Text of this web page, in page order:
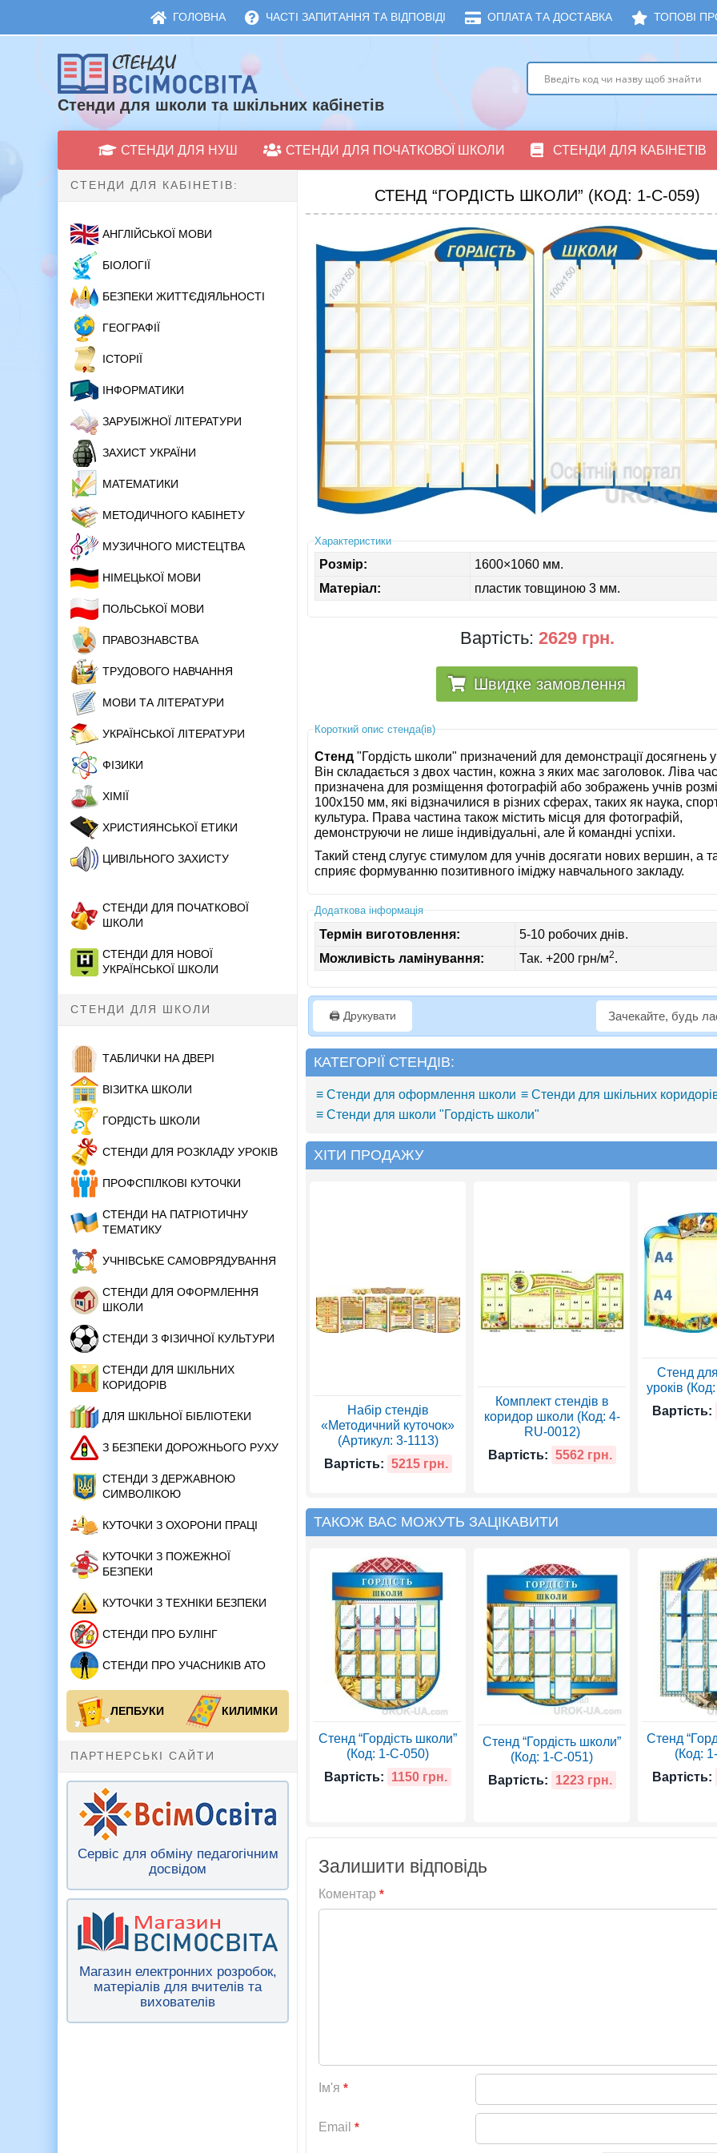
ГОЛОВНА ЧАСТІ ЗАПИТАННЯ ТА ВІДПОВІДІ ОПЛАТА ТА ДОСТАВКА ТОПОВІ
Стенди для школи та шкільних кабінетів
СТЕНДИ ДЛЯ НУШ СТЕНДИ ДЛЯ ПОЧАТКОВОЇ ШКОЛИ СТЕНДИ ДЛЯ КАБІНЕТІВ
СТЕНДИ ДЛЯ КАБІНЕТІВ:
АНГЛІЙСЬКОЇ МОВИ
БІОЛОГІЇ
БЕЗПЕКИ ЖИТТЄДІЯЛЬНОСТІ
ГЕОГРАФІЇ
ІСТОРІЇ
ІНФОРМАТИКИ
ЗАРУБІЖНОЇ ЛІТЕРАТУРИ
ЗАХИСТ УКРАЇНИ
МАТЕМАТИКИ
МЕТОДИЧНОГО КАБІНЕТУ
МУЗИЧНОГО МИСТЕЦТВА
НІМЕЦЬКОЇ МОВИ
ПОЛЬСЬКОЇ МОВИ
ПРАВОЗНАВСТВА
ТРУДОВОГО НАВЧАННЯ
МОВИ ТА ЛІТЕРАТУРИ
УКРАЇНСЬКОЇ ЛІТЕРАТУРИ
ФІЗИКИ
ХІМІЇ
ХРИСТИЯНСЬКОЇ ЕТИКИ
ЦИВІЛЬНОГО ЗАХИСТУ
СТЕНДИ ДЛЯ ПОЧАТКОВОЇ
ШКОЛИ
СТЕНДИ ДЛЯ НОВОЇ
УКРАЇНСЬКОЇ ШКОЛИ
СТЕНДИ ДЛЯ ШКОЛИ
ТАБЛИЧКИ НА ДВЕРІ
ВІЗИТКА ШКОЛИ
ГОРДІСТЬ ШКОЛИ
СТЕНДИ ДЛЯ РОЗКЛАДУ УРОКІВ
ПРОФСПІЛКОВІ КУТОЧКИ
СТЕНДИ НА ПАТРІОТИЧНУ
ТЕМАТИКУ
УЧНІВСЬКЕ САМОВРЯДУВАННЯ
СТЕНДИ ДЛЯ ОФОРМЛЕННЯ
ШКОЛИ
СТЕНДИ З ФІЗИЧНОЇ КУЛЬТУРИ
СТЕНДИ ДЛЯ ШКІЛЬНИХ
КОРИДОРІВ
ДЛЯ ШКІЛЬНОЇ БІБЛІОТЕКИ
З БЕЗПЕКИ ДОРОЖНЬОГО РУХУ
СТЕНДИ З ДЕРЖАВНОЮ
СИМВОЛІКОЮ
КУТОЧКИ З ОХОРОНИ ПРАЦІ
КУТОЧКИ З ПОЖЕЖНОЇ
БЕЗПЕКИ
КУТОЧКИ З ТЕХНІКИ БЕЗПЕКИ
СТЕНДИ ПРО БУЛІНГ
СТЕНДИ ПРО УЧАСНИКІВ АТО
ЛЕПБУКИ КИЛИМКИ
ПАРТНЕРСЬКІ САЙТИ
Сервіс для обміну педагогічним
досвідом
Магазин електронних розробок,
матеріалів для вчителів та
вихователів
СТЕНД “ГОРДІСТЬ ШКОЛИ” (КОД: 1-С-059)
Характеристики
Розмір:
1600×1060 мм.
Матеріал:
пластик товщиною 3 мм.
Вартість: 2629 грн.
Швидке замовлення
Короткий опис стенда(ів)
Стенд "Гордість школи" призначений для демонстрації досягнень
Він складається з двох частин, кожна з яких має заголовок. Ліва
призначена для розміщення фотографій або зображень учнів
100x150 мм, які відзначилися в різних сферах, таких як наука,
культура. Права частина також містить місця для фотографій,
демонструючи не лише індивідуальні, але й командні успіхи.
Такий стенд слугує стимулом для учнів досягати нових вершин, а
сприяє формуванню позитивного іміджу навчального закладу.
Додаткова інформація
Термін виготовлення:
5-10 робочих днів.
Можливість ламінування:
Так. +200 грн/м2.
🖨️ Друкувати Зачекайте, будь
КАТЕГОРІЇ СТЕНДІВ:
≡ Стенди для оформлення школи ≡ Стенди для шкільних
≡ Стенди для школи "Гордість школи"
ХІТИ ПРОДАЖУ
Набір стендів
«Методичний куточок»
(Артикул: 3-1113)
Вартість: 5215 грн.
Комплект стендів в
коридор школи (Код: 4-
RU-0012)
Вартість: 5562 грн.
Стенд для
уроків
Вартість:
ТАКОЖ ВАС МОЖУТЬ ЗАЦІКАВИТИ
Стенд “Гордість школи”
(Код: 1-С-050)
Вартість:
1150 грн.
Стенд “Гордість школи”
(Код: 1-С-051)
Вартість:
1223 грн.
Стенд
(Код:
Вартість:
Залишити відповідь
Коментар *
Ім'я *
Email *